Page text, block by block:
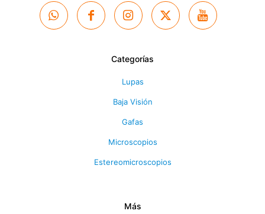
Categorías
Lupas
Baja Visión
Gafas
Microscopios
Estereomicroscopios
Más